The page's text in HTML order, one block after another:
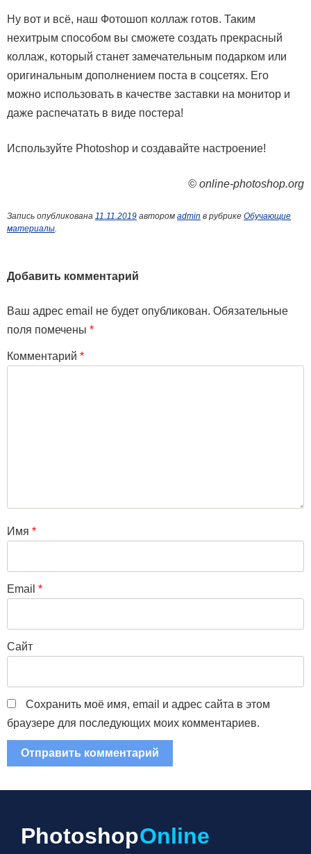
Ну вот и всё, наш Фотошоп коллаж готов. Таким
нехитрым способом вы сможете создать прекрасный
коллаж, который станет замечательным подарком или
оригинальным дополнением поста в соцсетях. Его
можно использовать в качестве заставки на монитор и
даже распечатать в виде постера!
Используйте Photoshop и создавайте настроение!
© online-photoshop.org
Запись опубликована 11.11.2019 автором admin в рубрике Обучающие
материалы.
Добавить комментарий
Ваш адрес email не будет опубликован. Обязательные
поля помечены *
Комментарий *
Имя *
Email *
Сайт
Сохранить моё имя, email и адрес сайта в этом
браузере для последующих моих комментариев.
PhotoshopOnline